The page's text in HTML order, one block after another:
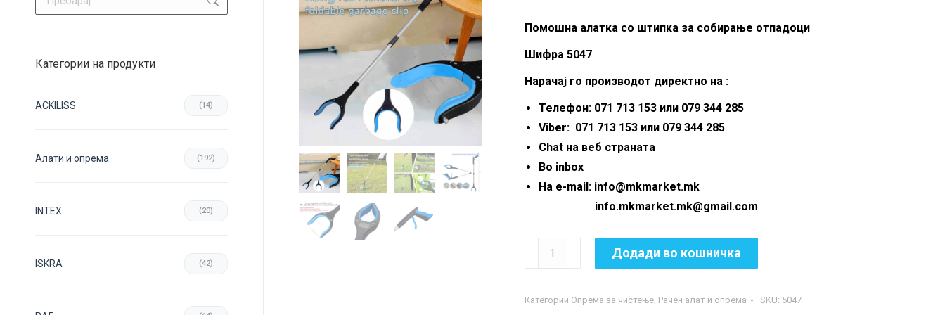
Помошна алатка со штипка за собирање отпадоци
Шифра 5047
Нарачај го производот директно на :
Телефон: 071 713 153 или 079 344 285
Viber: 071 713 153 или 079 344 285
Chat на веб страната
Во inbox
На e-mail: info@mkmarket.mk
info.mkmarket.mk@gmail.com
Помошна
алатка
штипка
Додади во кошничка
Категории Опрема за чистење, Рачен алат и опрема SKU: 5047
Категории на продукти
ACKILISS (14)
Aлати и опрема (192)
INTEX (20)
ISKRA (42)